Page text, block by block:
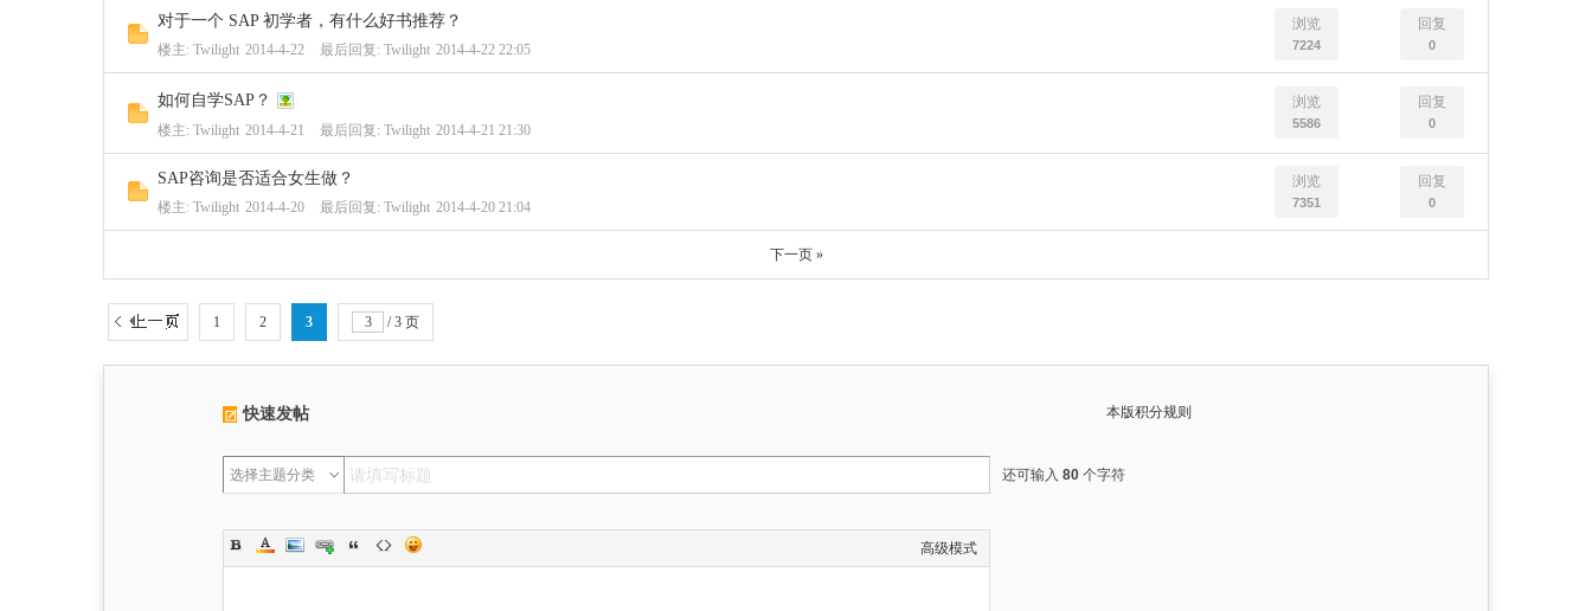
对于一个 SAP 初学者，有什么好书推荐？
楼主: Twilight 2014-4-22 最后回复: Twilight 2014-4-22 22:05
浏览
7224
回复
0
如何自学SAP？
楼主: Twilight 2014-4-21 最后回复: Twilight 2014-4-21 21:30
浏览
5586
回复
0
SAP咨询是否适合女生做？
楼主: Twilight 2014-4-20 最后回复: Twilight 2014-4-20 21:04
浏览
7351
回复
0
下一页 »
1 2 3 / 3 页
快速发帖 本版积分规则
选择主题分类 还可输入 80 个字符
高级模式